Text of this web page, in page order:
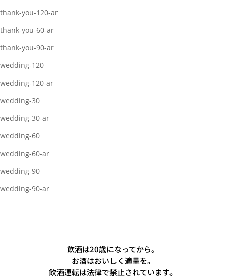
thank-you-120-ar
thank-you-60-ar
thank-you-90-ar
wedding-120
wedding-120-ar
wedding-30
wedding-30-ar
wedding-60
wedding-60-ar
wedding-90
wedding-90-ar
飲酒は20歳になってから。
お酒はおいしく適量を。
飲酒運転は法律で禁止されています。